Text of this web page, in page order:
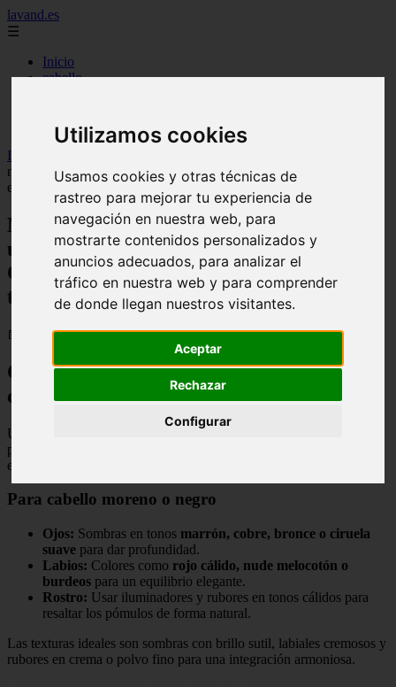
Utilizamos cookies
Usamos cookies y otras técnicas de
rastreo para mejorar tu experiencia de
navegación en nuestra web, para
mostrarte contenidos personalizados y
anuncios adecuados, para analizar el
tráfico en nuestra web y para comprender
de donde llegan nuestros visitantes.
Aceptar
Rechazar
Configurar
lavand.es
☰
Inicio
cabello
maquillaje
Inicio
moreno como el de Penélope Cruz, el maquillaje con tonos cálidos
es el tuyo»
Martha Obeo, maquilladora: «Si tienes
un pelo moreno como el de Penélope
Cruz, el maquillaje con tonos cálidos es el
tuyo»
📅 14/02/2026
Consejos de maquillaje según tu color de
cabello
Una profesional del maquillaje comparte las claves para elegir los
productos y tonos que mejor combinan con tu melena, centrándose
especialmente en los tonos oscuros.
Para cabello moreno o negro
Ojos: Sombras en tonos marrón, cobre, bronce o ciruela
suave para dar profundidad.
Labios: Colores como rojo cálido, nude melocotón o
burdeos para un equilibrio elegante.
Rostro: Usar iluminadores y rubores en tonos cálidos para
resaltar los pómulos de forma natural.
Las texturas ideales son sombras con brillo sutil, labiales cremosos y
rubores en crema o polvo fino para una integración armoniosa.